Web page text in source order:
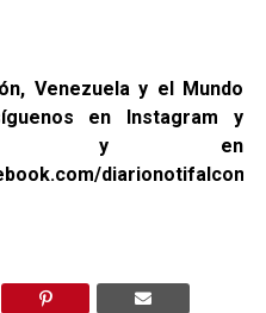
Venezuela y el Mundo
en Instagram y
en
diarionotifalcon2/